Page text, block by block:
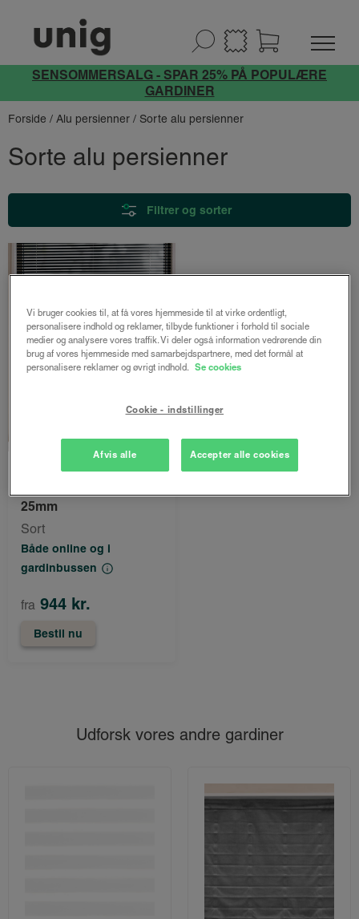
SENSOMMERSALG - SPAR 25% PÅ POPULÆRE
GARDINER
Forside / Alu persienner / Sorte alu persienner
Sorte alu persienner
Filtrer og sorter
LUX
25mm
Sort
Både online og i
gardinbussen
fra 944 kr.
Bestil nu
Udforsk vores andre gardiner
Vi bruger cookies til, at få vores hjemmeside til at virke ordentligt,
personalisere indhold og reklamer, tilbyde funktioner i forhold til sociale
medier og analysere vores traffik. Vi deler også information vedrørende din
brug af vores hjemmeside med samarbejdspartnere, med det formål at
personalisere reklamer og øvrigt indhold. Se cookies
Cookie - indstillinger
Afvis alle Accepter alle cookies